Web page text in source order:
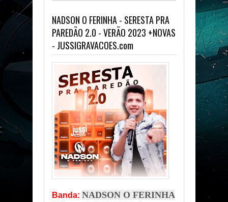
JUSSIGRAVACOES.COM
NADSON O FERINHA - SERESTA PRA
PAREDÃO 2.0 - VERÃO 2023 +NOVAS
- JUSSIGRAVACOES.com
Banda: NADSON O FERINHA